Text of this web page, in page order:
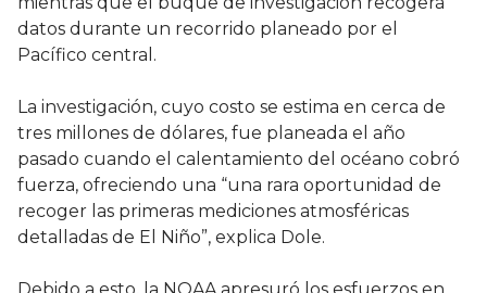
datos durante un recorrido planeado por el
Pacífico central.
La investigación, cuyo costo se estima en cerca de
tres millones de dólares, fue planeada el año
pasado cuando el calentamiento del océano cobró
fuerza, ofreciendo una “una rara oportunidad de
recoger las primeras mediciones atmosféricas
detalladas de El Niño”, explica Dole.